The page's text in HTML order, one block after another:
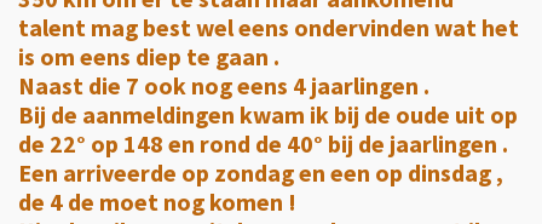
talent mag best wel eens ondervinden wat het
is om eens diep te gaan .
Naast die 7 ook nog eens 4 jaarlingen .
Bij de aanmeldingen kwam ik bij de oude uit op
de 22° op 148 en rond de 40° bij de jaarlingen .
Een arriveerde op zondag en een op dinsdag ,
de 4 de moet nog komen !